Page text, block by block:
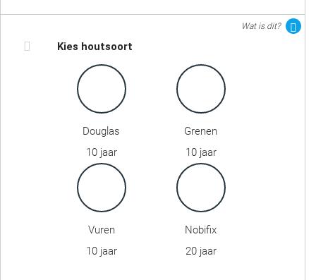
Wat is dit?
Kies houtsoort
Douglas
10 jaar
Grenen
10 jaar
Vuren
10 jaar
Nobifix
20 jaar